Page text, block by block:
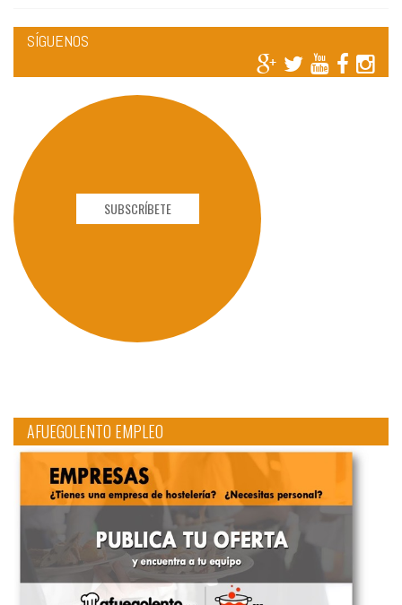
SÍGUENOS
SUBSCRÍBETE
AFUEGOLENTO EMPLEO